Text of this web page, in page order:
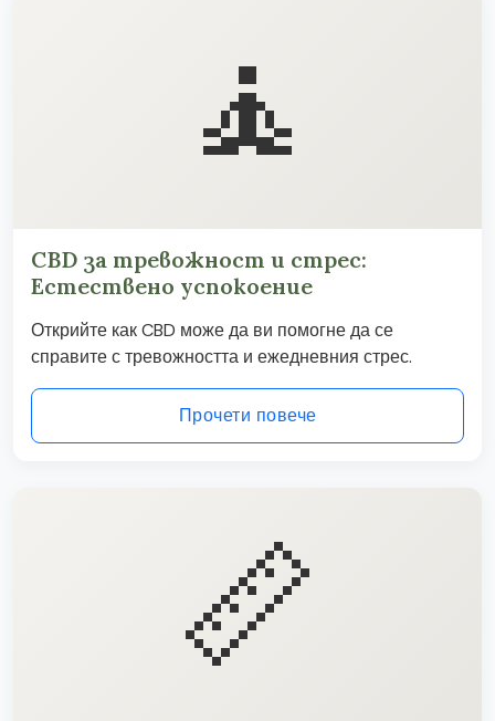
🧘
CBD за тревожност и стрес:
Естествено успокоение
Открийте как CBD може да ви помогне да се
справите с тревожността и ежедневния стрес.
Прочети повече
📏